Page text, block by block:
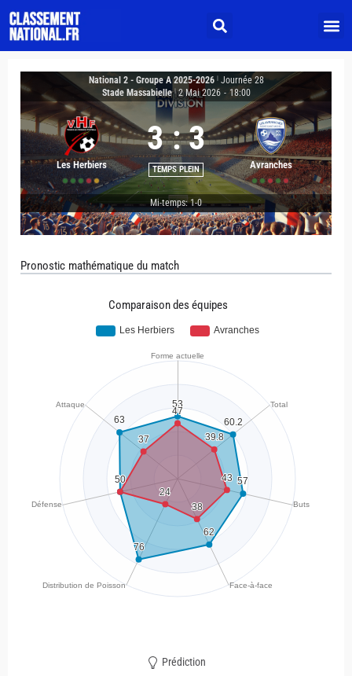
National 2 - Groupe A 2025-2026
Journée 28
Stade Massabielle | 2 Mai 2026 - 18:00
Les Herbiers
3 : 3
TEMPS PLEIN Avranches
Mi-temps: 1-0
Pronostic mathématique du match
Comparaison des équipes
Prédiction